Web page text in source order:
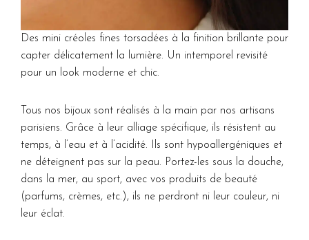
Des mini créoles fines torsadées à la finition brillante pour
capter délicatement la lumière. Un intemporel revisité
pour un look moderne et chic.
Tous nos bijoux sont réalisés à la main par nos artisans
parisiens. Grâce à leur alliage spécifique, ils résistent au
temps, à l’eau et à l’acidité. Ils sont hypoallergéniques et
ne déteignent pas sur la peau. Portez-les sous la douche,
dans la mer, au sport, avec vos produits de beauté
(parfums, crèmes, etc.), ils ne perdront ni leur couleur, ni
leur éclat.